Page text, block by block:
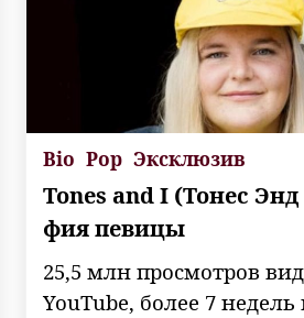
Bio Pop Эксклюзив
Tones and I (Тонес
фия певицы
25,5 млн просмотров
YouTube, более 7 недель